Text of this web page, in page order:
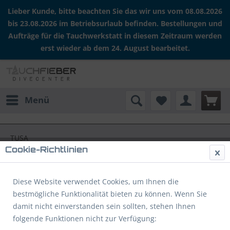
Lieber Kunde, bitte beachten Sie das wir uns vom 08.08.2026
bis 23.08.2026 im Betriebsurlaub befinden. Bestellungen und
Aufträge für die Tauchwerkstatt in diesem Zeitraum werden
erst wieder ab dem 24. August bearbeitet.
Menü
TUSA
Filtern
Produkte von TUSA
Cookie-Richtlinien
Diese Website verwendet Cookies, um Ihnen die
bestmögliche Funktionalität bieten zu können. Wenn Sie
damit nicht einverstanden sein sollten, stehen Ihnen
folgende Funktionen nicht zur Verfügung: